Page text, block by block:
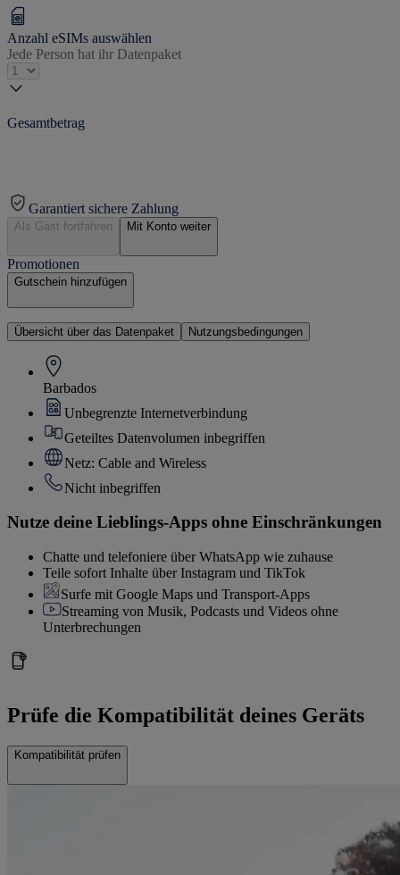
Anzahl eSIMs auswählen
Jede Person hat ihr Datenpaket
Gesamtbetrag
Garantiert sichere Zahlung
Als Gast fortfahren Mit Konto weiter
Promotionen
Gutschein hinzufügen
Übersicht über das Datenpaket Nutzungsbedingungen
Barbados
Unbegrenzte Internetverbindung
Geteiltes Datenvolumen inbegriffen
Netz: Cable and Wireless
Nicht inbegriffen
Nutze deine Lieblings-Apps ohne Einschränkungen
Chatte und telefoniere über WhatsApp wie zuhause
Teile sofort Inhalte über Instagram und TikTok
Surfe mit Google Maps und Transport-Apps
Streaming von Musik, Podcasts und Videos ohne
Unterbrechungen
Prüfe die Kompatibilität deines Geräts
Kompatibilität prüfen